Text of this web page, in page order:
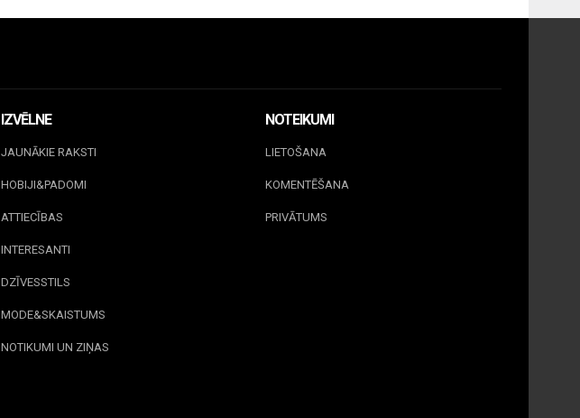
IZVĒLNE
JAUNĀKIE RAKSTI
HOBIJI&PADOMI
ATTIECĪBAS
INTERESANTI
DZĪVESSTILS
MODE&SKAISTUMS
NOTIKUMI UN ZIŅAS
NOTEIKUMI
LIETOŠANA
KOMENTĒŠANA
PRIVĀTUMS